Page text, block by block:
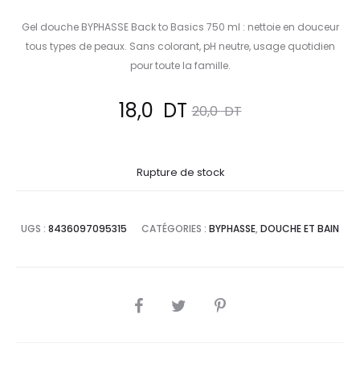
Gel douche BYPHASSE Back to Basics 750 ml : nettoie en douceur
tous types de peaux. Sans colorant, pH neutre, usage quotidien
pour toute la famille.
20,0DT
Le
initial
était :
DT.
18,0 DT
Le
est :
Rupture de stock
UGS : 8436097095315 CATÉGORIES : BYPHASSE, DOUCHE ET BAIN
SHARE